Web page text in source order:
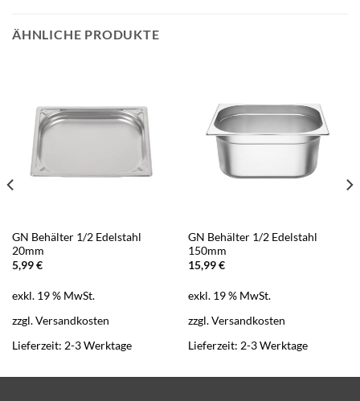
ÄHNLICHE PRODUKTE
GN Behälter 1/2 Edelstahl
20mm
5,99€
exkl. 19 % MwSt.
zzgl.Versandkosten
Lieferzeit: 2-3 Werktage
GN Behälter 1/2 Edelstahl
150mm
15,99€
exkl. 19 % MwSt.
zzgl.Versandkosten
Lieferzeit: 2-3 Werktage